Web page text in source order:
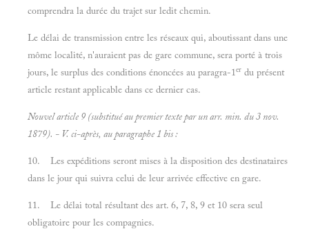
comprendra la durée du trajet sur ledit chemin.
Le délai de transmission entre les réseaux qui, aboutissant dans une
môme localité, n'auraient pas de gare commune, sera porté à trois
jours, le surplus des conditions énoncées au paragra-1er du présent
article restant applicable dans ce dernier cas.
Nouvel article 9 (substitué au premier texte par un arr. min. du 3 nov.
1879). - V. ci-après, au paragraphe 1 bis :
10. Les expéditions seront mises à la disposition des destinataires
dans le jour qui suivra celui de leur arrivée effective en gare.
11. Le délai total résultant des art. 6, 7, 8, 9 et 10 sera seul
obligatoire pour les compagnies.